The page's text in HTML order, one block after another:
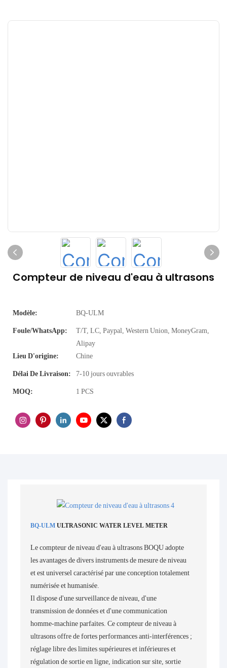
Compteur de niveau d'eau à ultrasons
Modèle: BQ-ULM
Foule/WhatsApp:
T/T, LC, Paypal, Western Union, MoneyGram,
Alipay
Lieu D'origine:
Chine
Délai De Livraison: 7-10 jours ouvrables
MOQ: 1 PCS
BQ-ULMULTRASONIC WATER LEVEL METER
Le compteur de niveau d'eau à ultrasons BOQU adopte
les avantages de divers instruments de mesure de niveau
et est universel caractérisé par une conception totalement
numérisée et humanisée.
Il dispose d'une surveillance de niveau, d'une
transmission de données et d'une communication
homme-machine parfaites. Ce compteur de niveau à
ultrasons offre de fortes performances anti-interférences ;
réglage libre des limites supérieures et inférieures et
régulation de sortie en ligne, indication sur site, sortie